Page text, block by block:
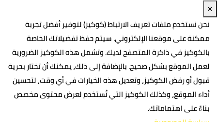
✕
نحن نستخدم ملفات تعريف الارتباط (كوكيز) لتوفير أفضل تجربة
ممكنة على موقعنا الإلكتروني. سيتم حفظ تفضيلاتك الخاصة
بالكوكيز في ذاكرة المتصفح لديك. وتشمل هذه الكوكيز الضرورية
لعمل الموقع بشكل صحيح. بالإضافة إلى ذلك، يمكنك أن تختار بحرية
قبول أو رفض الكوكيز، وتعديل هذه الخيارات في أي وقت، لتحسين
أداء الموقع، وكذلك الكوكيز التي تُستخدم لعرض محتوى مخصص
بناءً على اهتماماتك.